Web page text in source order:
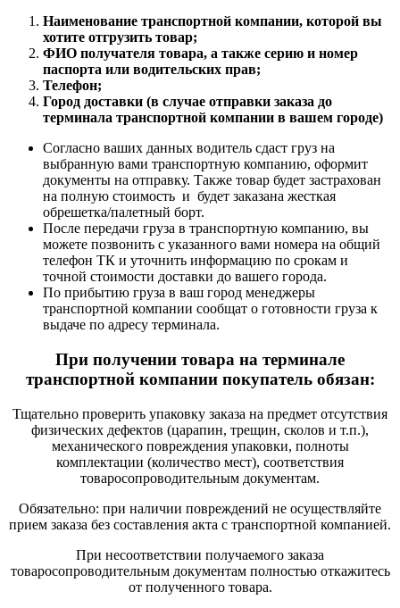
Наименование транспортной компании, которой вы
хотите отгрузить товар;
ФИО получателя товара, а также серию и номер
паспорта или водительских прав;
Телефон;
Город доставки (в случае отправки заказа до
терминала транспортной компании в вашем городе)
Согласно ваших данных водитель сдаст груз на
выбранную вами транспортную компанию, оформит
документы на отправку. Также товар будет застрахован
на полную стоимость и будет заказана жесткая
обрешетка/палетный борт.
После передачи груза в транспортную компанию, вы
можете позвонить с указанного вами номера на общий
телефон ТК и уточнить информацию по срокам и
точной стоимости доставки до вашего города.
По прибытию груза в ваш город менеджеры
транспортной компании сообщат о готовности груза к
выдаче по адресу терминала.
При получении товара на терминале
транспортной компании покупатель обязан:
Тщательно проверить упаковку заказа на предмет отсутствия
физических дефектов (царапин, трещин, сколов и т.п.),
механического повреждения упаковки, полноты
комплектации (количество мест), соответствия
товаросопроводительным документам.
Обязательно: при наличии повреждений не осуществляйте
прием заказа без составления акта с транспортной компанией.
При несоответствии получаемого заказа
товаросопроводительным документам полностью откажитесь
от полученного товара.